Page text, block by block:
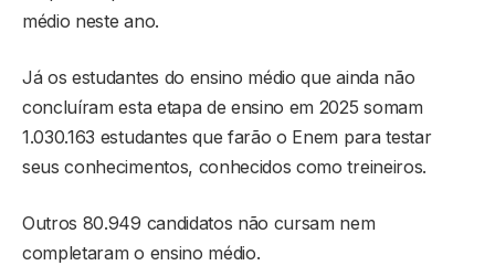
médio neste ano.
Já os estudantes do ensino médio que ainda não
concluíram esta etapa de ensino em 2025 somam
1.030.163 estudantes que farão o Enem para testar
seus conhecimentos, conhecidos como treineiros.
Outros 80.949 candidatos não cursam nem
completaram o ensino médio.